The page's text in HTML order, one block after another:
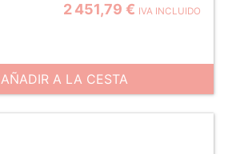
2 451,79 € IVA INCLUIDO
AÑADIR A LA CESTA